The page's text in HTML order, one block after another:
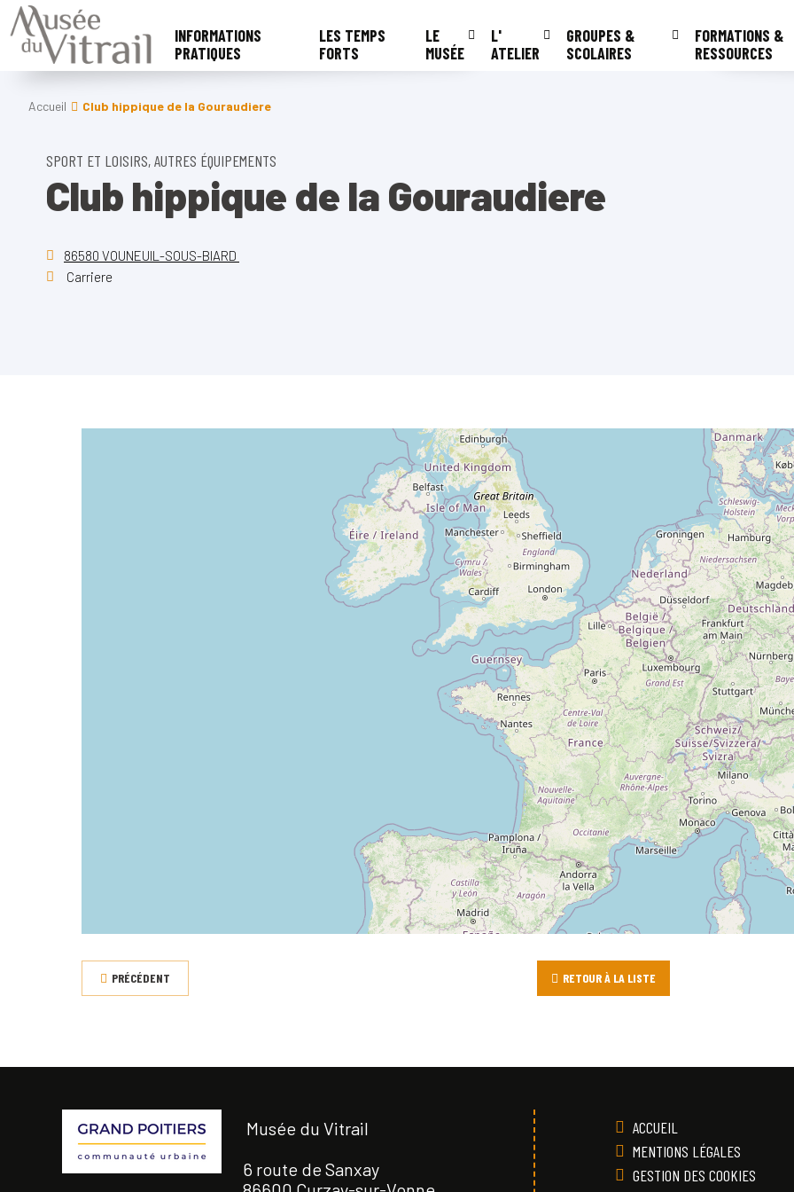
INFORMATIONS
PRATIQUES
LES TEMPS
FORTS
LE
MUSÉE
L'
ATELIER
GROUPES &
SCOLAIRES
FORMATIONS &
RESSOURCES
Accueil Club hippique de la Gouraudiere
SPORT ET LOISIRS, AUTRES ÉQUIPEMENTS
Club hippique de la Gouraudiere
86580 VOUNEUIL-SOUS-BIARD
Carriere
PRÉCÉDENT RETOUR À LA LISTE
Musée du Vitrail
6 route de Sanxay
ACCUEIL
MENTIONS LÉGALES
GESTION DES COOKIES